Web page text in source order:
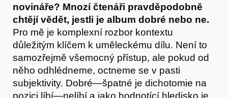
novináře? Mnozí čtenáři pravděpodobně
chtějí vědět, jestli je album dobré nebo ne.
Pro mě je komplexní rozbor kontextu
důležitým klíčem k uměleckému dílu. Není to
samozřejmě všemocný přístup, ale pokud od
něho odhlédneme, octneme se v pasti
subjektivity. Dobré—špatné je dichotomie na
pozici líbí—nelíbí a jako hodnotící hledisko je